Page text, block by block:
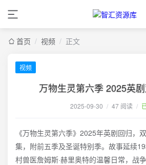
首页 / 视频 / 正文
视频
万物生灵第六季 2025英
2025-09-30 / 47 阅读 /
《万物生灵第六季》2025年英剧回归，
集，附前五季及圣诞特别季。故事延续
村兽医詹姆斯·赫里奥特的温馨日常，战